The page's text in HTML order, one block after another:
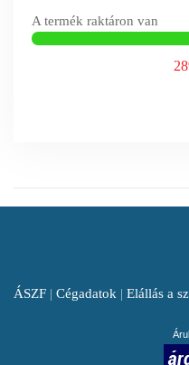
A termék raktáron van
ÁSZF | Cégadatok | Elállás a